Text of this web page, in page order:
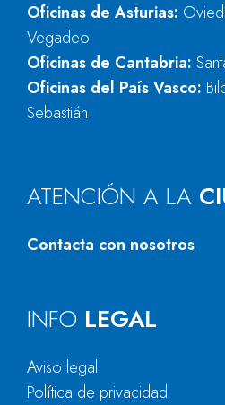
Oficinas de Asturias:
Vegadeo
Oficinas de Cantabria:
Oficinas del País Vasco:
Sebastián
ATENCIÓN A LA
Contacta con nosotros
INFO LEGAL
Aviso legal
Política de privacidad